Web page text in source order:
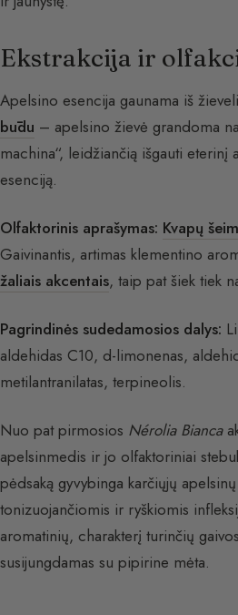
Ekstrakcija ir
Apelsino esencija gaunama iš
būdu – apelsino žievė grandoma
machina“, leidžiančią išgauti eterinį
esenciją.
Olfaktorinis aprašymas: Kvapų
Gaivinantis, artimas klementino
žaliais akcentais, taip pat šiek tiek
Pagrindinės sudedamosios dalys:
aldehidas C10, d-limonenas,
metilantranilatas, terpineolis.
Nuo pat pirmosios Nérolia Bianca
apelsinmedis ir jo olfaktoriniai
pėdsaką gyvybinga karčiųjų
tonizuojančiomis ir ryškiomis
aromatinių, charakterį turinčių
susijungdamas su pipirine mėta.